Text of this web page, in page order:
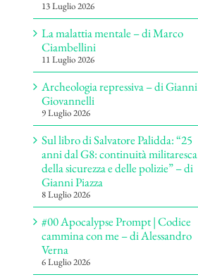
13 Luglio 2026
La malattia mentale – di Marco
Ciambellini
11 Luglio 2026
Archeologia repressiva – di Gianni
Giovannelli
9 Luglio 2026
Sul libro di Salvatore Palidda: “25
anni dal G8: continuità militaresca
della sicurezza e delle polizie” – di
Gianni Piazza
8 Luglio 2026
#00 Apocalypse Prompt | Codice
cammina con me – di Alessandro
Verna
6 Luglio 2026